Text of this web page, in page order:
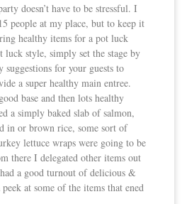
doesn’t have to be stressful. I
people at my place, but to keep it
healthy items for a pot luck
luck style, simply set the stage by
for your guests to
a super healthy main entree.
base and then lots healthy
a simply baked slab of salmon,
in or brown rice, some sort of
lettuce wraps were going to be
there I delegated other items out
a good turnout of delicious &
at some of the items that ened